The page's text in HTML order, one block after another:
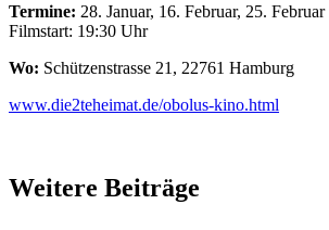
Termine: 28. Januar, 16. Februar, 25.
Filmstart: 19:30 Uhr
Wo: Schützenstrasse 21, 22761 Hamburg
www.die2teheimat.de/obolus-kino.html
Weitere Beiträge